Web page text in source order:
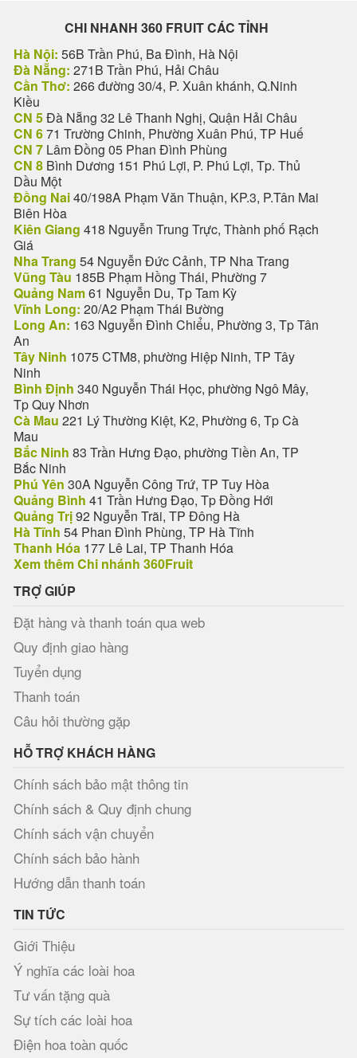
CHI NHANH 360 FRUIT CÁC TỈNH
Hà Nội: 56B Trần Phú, Ba Đình, Hà Nội
Đà Nẵng: 271B Trần Phú, Hải Châu
Cần Thơ: 266 đường 30/4, P. Xuân khánh, Q.Ninh
Kiều
CN 5Đà Nẵng 32 Lê Thanh Nghị, Quận Hải Châu
CN 671 Trường Chinh, Phường Xuân Phú, TP Huế
CN 7 Lâm Đồng 05 Phan Đình Phùng
CN 8 Bình Dương 151 Phú Lợi, P. Phú Lợi, Tp. Thủ
Dầu Một
Đồng Nai40/198A Phạm Văn Thuận, KP.3, P.Tân Mai
Biên Hòa
Kiên Giang 418 Nguyễn Trung Trực, Thành phố Rạch
Giá
Nha Trang 54 Nguyễn Đức Cảnh, TP Nha Trang
Vũng Tàu 185B Phạm Hồng Thái, Phường 7
Quảng Nam61 Nguyễn Du, Tp Tam Kỳ
Vĩnh Long: 20/A2 Phạm Thái Bường
Long An: 163 Nguyễn Đình Chiểu, Phường 3, Tp Tân
An
Tây Ninh 1075 CTM8, phường Hiệp Ninh, TP Tây
Ninh
Bình Định 340 Nguyễn Thái Học, phường Ngô Mây,
Tp Quy Nhơn
Cà Mau 221 Lý Thường Kiệt, K2, Phường 6, Tp Cà
Mau
Bắc Ninh 83 Trần Hưng Đạo, phường Tiền An, TP
Bắc Ninh
Phú Yên 30A Nguyễn Công Trứ, TP Tuy Hòa
Quảng Bình 41 Trần Hưng Đạo, Tp Đồng Hới
Quảng Trị92 Nguyễn Trãi, TP Đông Hà
Hà Tĩnh 54 Phan Đình Phùng, TP Hà Tĩnh
Thanh Hóa 177 Lê Lai, TP Thanh Hóa
Xem thêm Chi nhánh 360Fruit
TRỢ GIÚP
Đặt hàng và thanh toán qua web
Quy định giao hàng
Tuyển dụng
Thanh toán
Câu hỏi thường gặp
HỖ TRỢ KHÁCH HÀNG
Chính sách bảo mật thông tin
Chính sách & Quy định chung
Chính sách vận chuyển
Chính sách bảo hành
Hướng dẫn thanh toán
TIN TỨC
Giới Thiệu
Ý nghĩa các loài hoa
Tư vấn tặng quà
Sự tích các loài hoa
Điện hoa toàn quốc